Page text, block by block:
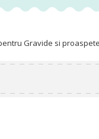
Gravide si